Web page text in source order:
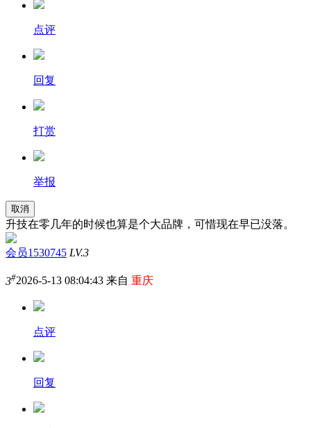
点评
回复
打赏
举报
取消
升技在零几年的时候也算是个大品牌，可惜现在早已没落。
会员1530745 LV.3
3#2026-5-13 08:04:43 来自 重庆
点评
回复